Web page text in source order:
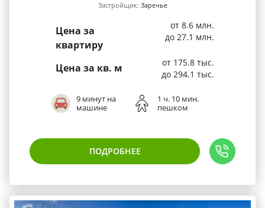
Застройщик: Заречье
Цена за
квартиру
от 8.6 млн.
до 27.1 млн.
Цена за кв. м
от 175.8 тыс.
до 294.1 тыс.
9 минут на
машине
1 ч. 10 мин.
пешком
ПОДРОБНЕЕ